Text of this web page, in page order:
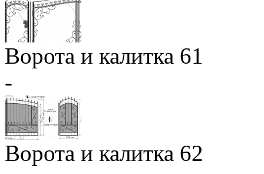
Ворота и калитка 61
-
Ворота и калитка 62